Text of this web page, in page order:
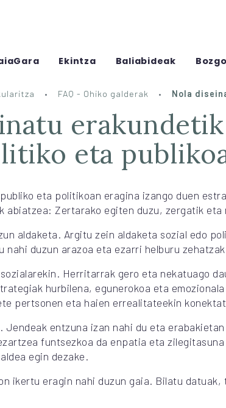
Ekintza Baliabideak
FAQ - Ohiko galderak Nola
eta
eta politikoan eragina izango duen
abiatzea: Zertarako egiten duzu, zergatik eta
aldaketa. Argitu zein aldaketa sozial edo
nahi duzun arazoa eta ezarri helburu
Herritarrak gero eta nekatuago
hurbilena, egunerokoa eta
pertsonen eta haien errealitateekin
entzuna izan nahi du eta
funtsezkoa da enpatia eta
egin dezake.
ikertu eragin nahi duzun gaia. Bilatu